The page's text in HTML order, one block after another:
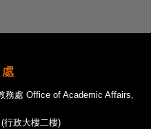
處 Office of Academic Affairs,
行政大樓二樓)